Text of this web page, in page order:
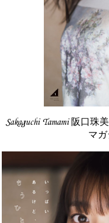
Sakaguchi Tamami 阪口珠
マガ